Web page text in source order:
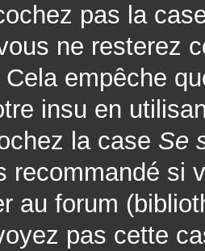
pas la
ne resterez
empêche
insu en
la case Se
recommandé si
au forum
pas cette